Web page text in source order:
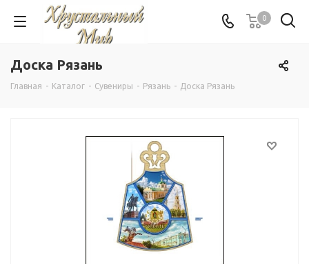
0
Доска Рязань
Главная - Каталог - Сувениры - Рязань - Доска Рязань